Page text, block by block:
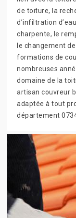
de toiture, la
d’infiltration
charpente, le
le changement
formations de
nombreuses
domaine de la
artisan couvreur
adaptée à tout
département